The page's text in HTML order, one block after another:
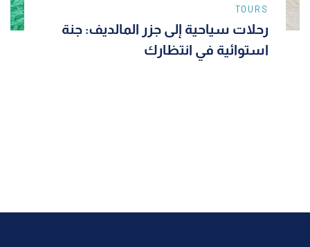
TOURS
رحلات سياحية إلى جزر المالديف: جنة
استوائية في انتظارك